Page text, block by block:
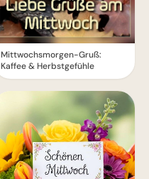
Mittwochsmorgen-Gruß:
Kaffee & Herbstgefühle